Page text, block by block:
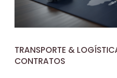
TRANSPORTE &
CONTRATOS